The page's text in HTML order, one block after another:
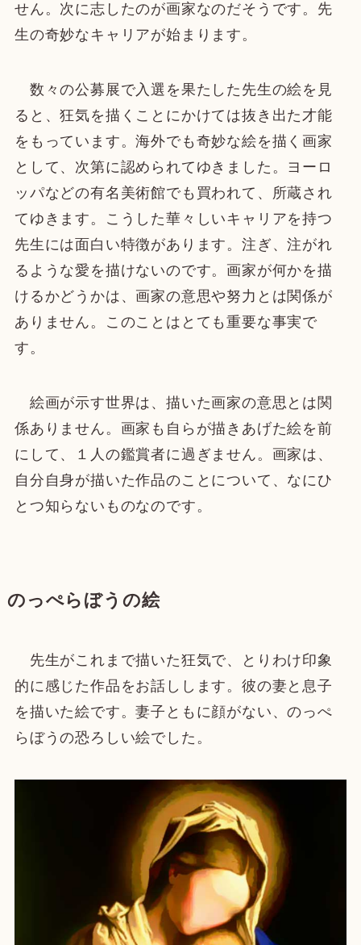
せん。次に志したのが画家なのだそうです。先
生の奇妙なキャリアが始まります。
数々の公募展で入選を果たした先生の絵を見
ると、狂気を描くことにかけては抜き出た才能
をもっています。海外でも奇妙な絵を描く画家
として、次第に認められてゆきました。ヨーロ
ッパなどの有名美術館でも買われて、所蔵され
てゆきます。こうした華々しいキャリアを持つ
先生には面白い特徴があります。注ぎ、注がれ
るような愛を描けないのです。画家が何かを描
けるかどうかは、画家の意思や努力とは関係が
ありません。このことはとても重要な事実で
す。
絵画が示す世界は、描いた画家の意思とは関
係ありません。画家も自らが描きあげた絵を前
にして、１人の鑑賞者に過ぎません。画家は、
自分自身が描いた作品のことについて、なにひ
とつ知らないものなのです。
のっぺらぼうの絵
先生がこれまで描いた狂気で、とりわけ印象
的に感じた作品をお話しします。彼の妻と息子
を描いた絵です。妻子ともに顔がない、のっぺ
らぼうの恐ろしい絵でした。